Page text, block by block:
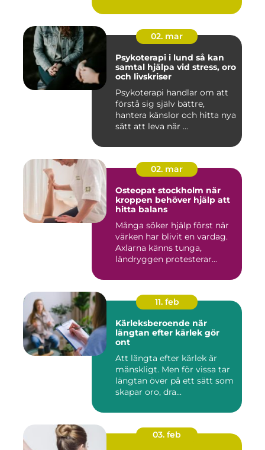
02. mar
Psykoterapi i lund så kan
samtal hjälpa vid stress, oro
och livskriser
Psykoterapi handlar om att
förstå sig själv bättre,
hantera känslor och hitta nya
sätt att leva när ...
02. mar
Osteopat stockholm när
kroppen behöver hjälp att
hitta balans
Många söker hjälp först när
värken har blivit en vardag.
Axlarna känns tunga,
ländryggen protesterar...
11. feb
Kärleksberoende när
längtan efter kärlek gör
ont
Att längta efter kärlek är
mänskligt. Men för vissa tar
längtan över på ett sätt som
skapar oro, dra...
03. feb